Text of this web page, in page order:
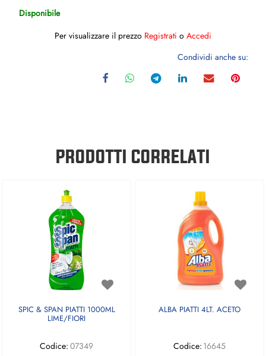
Disponibile
Per visualizzare il prezzo Registrati o Accedi
Condividi anche su:
PRODOTTI CORRELATI
SPIC & SPAN PIATTI 1000ML
LIME/FIORI
Codice: 07349
ALBA PIATTI 4LT. ACETO
Codice: 16645